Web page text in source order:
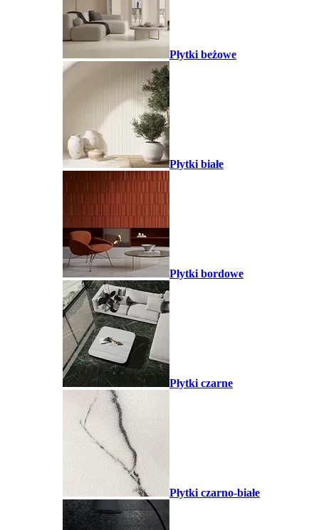
Płytki beżowe
Płytki białe
Płytki bordowe
Płytki czarne
Płytki czarno-białe